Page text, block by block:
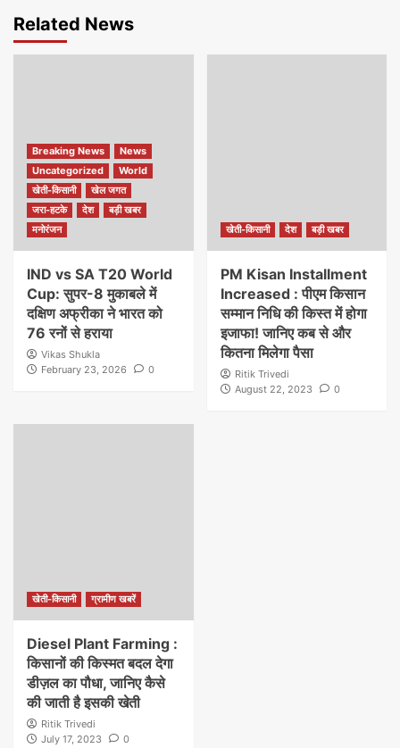
Related News
Breaking News
News
Uncategorized
World
खेती-किसानी
खेल जगत
जरा-हटके
देश
बड़ी खबर
मनोरंजन
IND vs SA T20 World
Cup: सुपर-8 मुकाबले में
दक्षिण अफ्रीका ने भारत को
76 रनों से हराया
Vikas Shukla
February 23, 2026
0
खेती-किसानी देश बड़ी खबर
PM Kisan Installment
Increased : पीएम किसान
सम्मान निधि की किस्त में होगा
इजाफा! जानिए कब से और
कितना मिलेगा पैसा
Ritik Trivedi
August 22, 2023
0
खेती-किसानी ग्रामीण खबरें
Diesel Plant Farming :
किसानों की किस्मत बदल देगा
डीज़ल का पौधा, जानिए कैसे
की जाती है इसकी खेती
Ritik Trivedi
July 17, 2023
0